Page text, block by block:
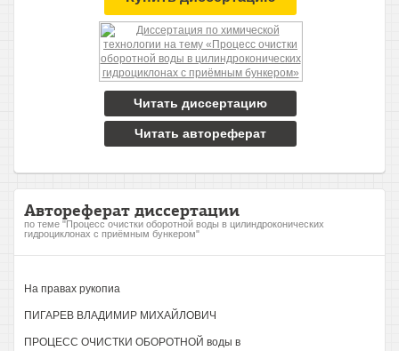
Читать диссертацию
Читать автореферат
Автореферат диссертации
по теме "Процесс очистки оборотной воды в цилиндроконических
гидроциклонах с приёмным бункером"
На правах рукопиа
ПИГАРЕВ ВЛАДИМИР МИХАЙЛОВИЧ
ПРОЦЕСС ОЧИСТКИ ОБОРОТНОЙ воды в